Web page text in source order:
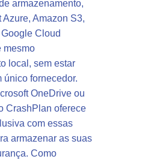
armazenamento,
Azure, Amazon S3,
Google Cloud
mesmo
local, sem estar
único fornecedor.
OneDrive ou
CrashPlan oferece
com essas
armazenar as suas
Como